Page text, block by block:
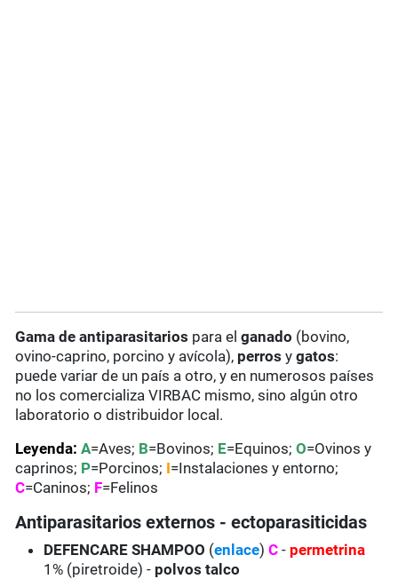
Gama de antiparasitarios para elganado (bovino,
ovino-caprino, porcino y avícola), perros ygatos:
puede variar de un país a otro, y en numerosos países
no los comercializa VIRBAC mismo, sino algún otro
laboratorio o distribuidor local.
Leyenda:A=Aves; B=Bovinos; E=Equinos;O=Ovinos y
caprinos; P=Porcinos; I=Instalaciones y entorno;
C=Caninos; F=Felinos
Antiparasitarios externos - ectoparasiticidas
DEFENCARE SHAMPOO (enlace)C - permetrina
1% (piretroide) - polvos talco